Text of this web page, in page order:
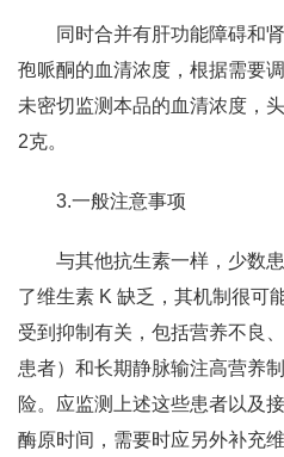
同时合并有肝功能障碍和
孢哌酮的血清浓度，根据需要
未密切监测本品的血清浓度，
2克。
3.一般注意事项
与其他抗生素一样，少数
了维生素 K 缺乏，其机制很可
受到抑制有关，包括营养不良
患者）和长期静脉输注高营养
险。应监测上述这些患者以及
酶原时间，需要时应另外补充维